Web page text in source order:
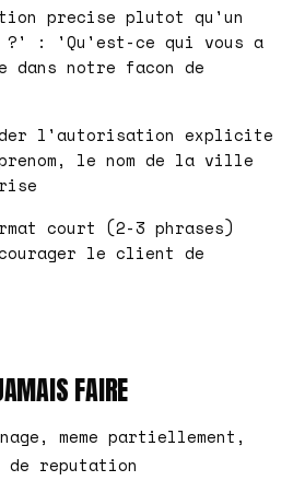
precise plutot qu'un
?' : 'Qu'est-ce qui vous a
dans notre facon de
l'autorisation explicite
le nom de la ville
court (2-3 phrases)
le client de
FAIRE
meme partiellement,
de reputation